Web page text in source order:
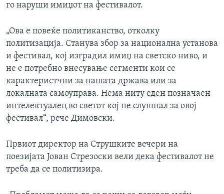
го наруши имиџот на фестивалот.
„Ова е повеќе политиканство, отколку
политизација. Станува збор за национална установа
и фестивал, кој изградил имиџ на светско ниво, и
не е потребно внесување сегменти кои се
карактеристчни за нашата држава или за
локалната самоуправа. Нема ниту еден позначаен
интелектуалец во светот кој не слушнал за овој
фестивал“, рече Димовски.
Првиот директор на Струшките вечери на
поезијата Јован Стрезоски вели дека фестивалот не
треба да се политизира.